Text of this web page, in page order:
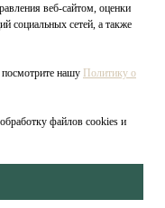
веб-сайтом, оценки
социальных сетей, а также
нашу Политику о
файлов cookies и